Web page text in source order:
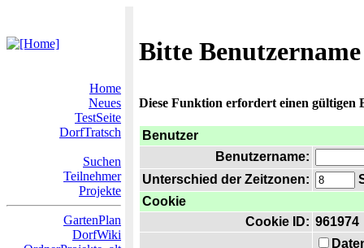
Bitte
Home
Neues
TestSeite
DorfTratsch
Suchen
Teilnehmer
Projekte
GartenPlan
DorfWiki
Diese Funktion erfordert einen gültigen
Benutzer
Benutzername:
Unterschied der Zeitzonen:
Cookie
Cookie ID: 961974